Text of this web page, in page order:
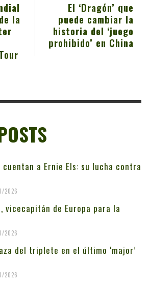
El ‘Dragón’ que
puede cambiar la
historia del ‘juego
prohibido’ en China
la
cuentan a Ernie Els: su lucha contra
2026
vicecapitán de Europa para la
2026
del triplete en el último ‘major’
2026